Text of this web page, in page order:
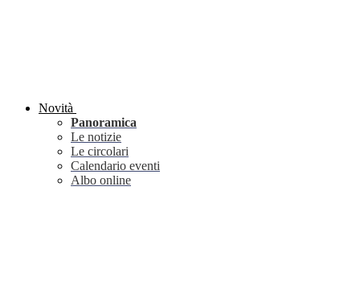
Novità
Panoramica
Le notizie
Le circolari
Calendario eventi
Albo online